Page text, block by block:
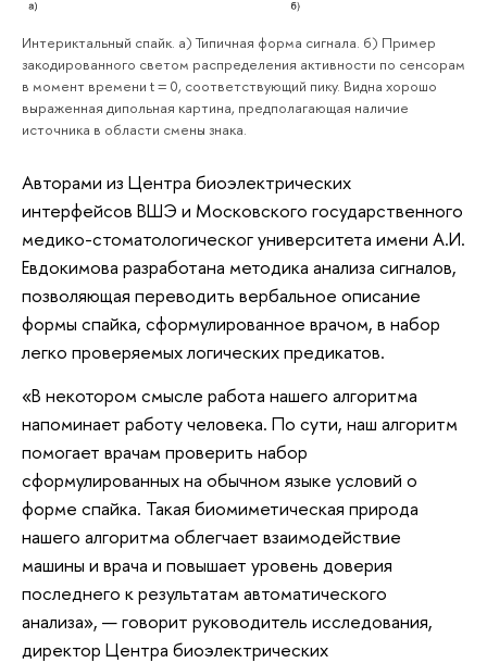
Интериктальный спайк. а) Типичная форма сигнала. б) Пример
закодированного светом распределения активности по сенсорам
в момент времени t = 0, соответствующий пику. Видна хорошо
выраженная дипольная картина, предполагающая наличие
источника в области смены знака.
Авторами из Центра биоэлектрических
интерфейсов ВШЭ и Московского государственного
медико-стоматологическог университета имени А.И.
Евдокимова разработана методика анализа сигналов,
позволяющая переводить вербальное описание
формы спайка, сформулированное врачом, в набор
легко проверяемых логических предикатов.
«В некотором смысле работа нашего алгоритма
напоминает работу человека. По сути, наш алгоритм
помогает врачам проверить набор
сформулированных на обычном языке условий о
форме спайка. Такая биомиметическая природа
нашего алгоритма облегчает взаимодействие
машины и врача и повышает уровень доверия
последнего к результатам автоматического
анализа», — говорит руководитель исследования,
директор Центра биоэлектрических